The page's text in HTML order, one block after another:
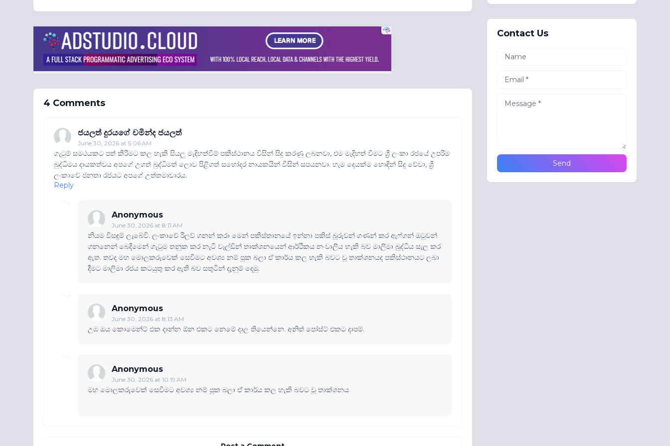
4 Comments
ජයලත් දුරයගේ චමින්ද ජයලත්
June 30, 2026 at 5:06 AM
ගැටුම් සමථයකට පත් කිරීමට කල හැකි සියලු මැදිහත්වීම් පකිස්ථානය විසින් සිදු කරණු ලබනවා, එම මැදිහත් වීමට ශ්‍රී ලංකා රජයේ උපරිම
බුද්ධිමය දායකත්වය අපගේ උගත් බුද්ධිමත් ලොව පිළිගත් සහෝදර නායකයින් විසින් සපයනවා. හැම දෙයක්ම හොඳින් සිදු වේවා, ශ්‍රී
ලංකාවේ ජනතා රජයට අපගේ උත්තමාචාරය.
Reply
Anonymous
June 30, 2026 at 8:11 AM
නියම විසඳුම් ලැබේවි. ලංකාවේ රිලව් ගනන් කරා මෙන් පකිස්තානයේ ඉන්නා පකිස් බූරුවන් ගණන් කර ඇෆ්ගන් ඔ‍ටුවන්
ගනනෙන් බෙදීමෙන් ගැ‍ටුම තනුක කර නැටි වෑල්ඩින් තාක්ශනයෙන් ආර්ථිකය නංවාලිය හැකි බව මාලිමා බුද්ධිය සැල කර
ඇත. තවද මහ මොලකරුවෙක් සෙවීමට අවශ්‍ය නම් පුක බලා ඒ කාර්ය කල හැකි බවට වූ තාක්ශනයද පකිස්ථානයට ලබා
දීමට මාලිමා රජය කටයුතු කර ඇති බව සතුටින් දැනුම් දෙමු.
Anonymous
June 30, 2026 at 8:13 AM
උඹ ඔය කොමෙන්ට් එක දාන්න ඕන එකට නෙමේ දාල තියෙන්නෙ. අනිත් පෝස්ට් එකට දාපම්.
Anonymous
June 30, 2026 at 10:19 AM
මහ මොලකරුවෙක් සෙවීමට අවශ්‍ය නම් පුක බලා ඒ කාර්ය කල හැකි බවට වූ තාක්ශනය
Contact Us